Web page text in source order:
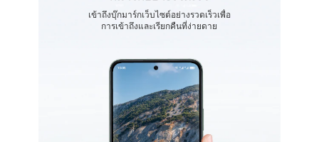
เข้าถึงบุ๊กมาร์กเว็บไซต์อย่างรวดเร็วเพื่อ
การเข้าถึงและเรียกคืนที่ง่ายดาย